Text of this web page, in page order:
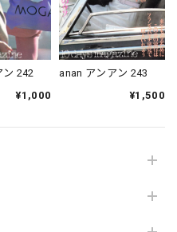
ン 242
¥1,000
anan アンアン 243
¥1,500